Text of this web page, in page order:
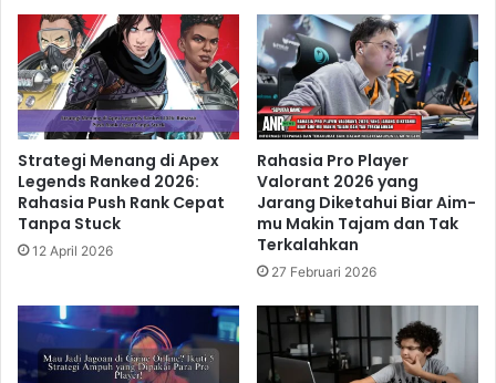
Strategi Menang di Apex
Legends Ranked 2026:
Rahasia Push Rank Cepat
Tanpa Stuck
12 April 2026
Rahasia Pro Player
Valorant 2026 yang
Jarang Diketahui Biar Aim-
mu Makin Tajam dan Tak
Terkalahkan
27 Februari 2026